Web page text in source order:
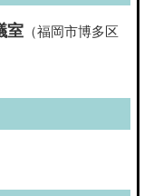
室 （福岡市博多区